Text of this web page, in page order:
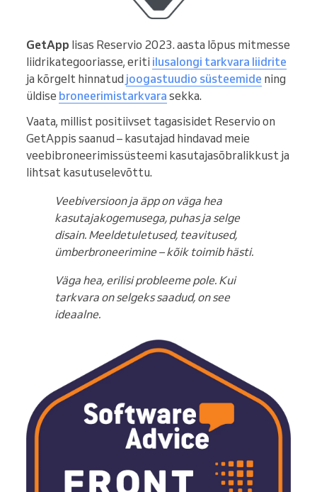
GetApp lisas Reservio 2023. aasta lõpus mitmesse
liidrikategooriasse, eriti ilusalongi tarkvara liidrite
ja kõrgelt hinnatud joogastuudio süsteemide ning
üldise broneerimistarkvara sekka.
Vaata, millist positiivset tagasisidet Reservio on
GetAppis saanud – kasutajad hindavad meie
veebibroneerimissüsteemi kasutajasõbralikkust ja
lihtsat kasutuselevõttu.
Veebiversioon ja äpp on väga hea
kasutajakogemusega, puhas ja selge
disain. Meeldetuletused, teavitused,
ümberbroneerimine – kõik toimib hästi.
Väga hea, erilisi probleeme pole. Kui
tarkvara on selgeks saadud, on see
ideaalne.